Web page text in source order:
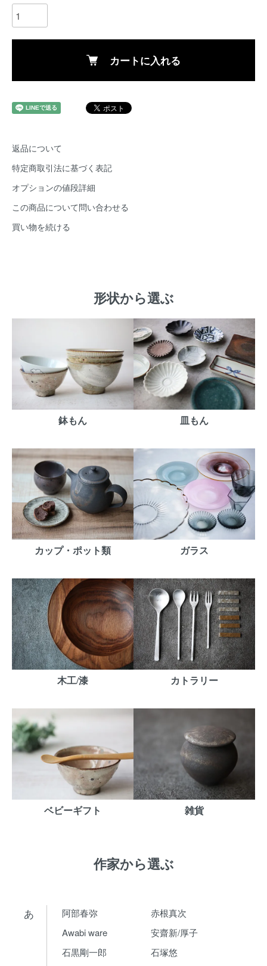
カートに入れる
返品について
特定商取引法に基づく表記
オプションの値段詳細
この商品について問い合わせる
買い物を続ける
形状から選ぶ
鉢もん 皿もん
カップ・ポット類 ガラス
木工/漆 カトラリー
ベビーギフト 雑貨
作家から選ぶ
あ 阿部春弥
赤根真次
Awabi ware
安齋新/厚子
石黒剛一郎
石塚悠